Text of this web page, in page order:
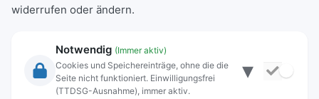
Rechtliche Angaben
widerrufen oder ändern.
Notwendig (Immer aktiv)
Cookies und Speichereinträge, ohne die die
Seite nicht funktioniert. Einwilligungsfrei
(TTDSG-Ausnahme), immer aktiv.
▾